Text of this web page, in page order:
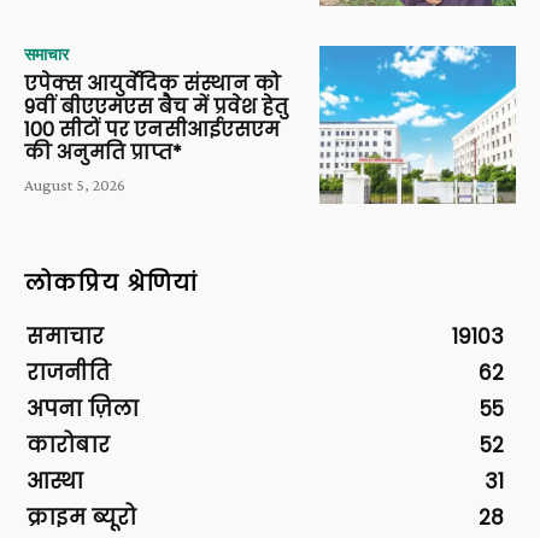
समाचार
एपेक्स आयुर्वेदिक संस्थान को
9वीं बीएएमएस बैच में प्रवेश हेतु
100 सीटों पर एनसीआईएसएम
की अनुमति प्राप्त*
August 5, 2026
लोकप्रिय श्रेणियां
समाचार
19103
राजनीति
62
अपना ज़िला
55
कारोबार
52
आस्था
31
क्राइम ब्यूरो
28